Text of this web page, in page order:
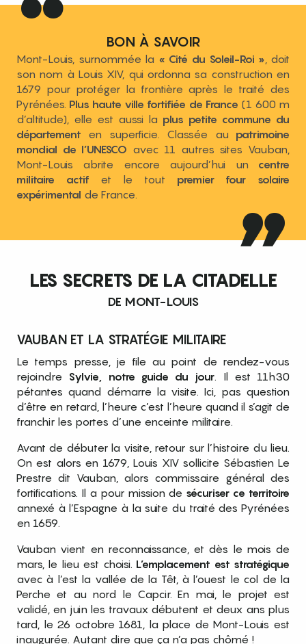
BON À SAVOIR
Mont-Louis, surnommée la « Cité du Soleil-Roi » , doit
son nom à Louis XIV, qui ordonna sa construction en
1679 pour protéger la frontière après le traité des
Pyrénées. Plus haute ville fortifiée de France (1 600 m
d’altitude), elle est aussi la plus petite commune du
département en superficie. Classée au patrimoine
mondial de l’UNESCO avec 11 autres sites Vauban,
Mont-Louis abrite encore aujourd’hui un centre
militaire actif et le tout premier four solaire
expérimental de France.
LES SECRETS DE LA CITADELLE
DE MONT-LOUIS
VAUBAN ET LA STRATÉGIE MILITAIRE
Le temps presse, je file au point de rendez-vous
rejoindre Sylvie, notre guide du jour. Il est 11h30
pétantes quand démarre la visite. Ici, pas question
d’être en retard, l’heure c’est l’heure quand il s’agit de
franchir les portes d’une enceinte militaire.
Avant de débuter la visite, retour sur l’histoire du lieu.
On est alors en 1679, Louis XIV sollicite Sébastien Le
Prestre dit Vauban, alors commissaire général des
fortifications. Il a pour mission de sécuriser ce territoire
annexé à l’Espagne à la suite du traité des Pyrénées
en 1659.
Vauban vient en reconnaissance, et dès le mois de
mars, le lieu est choisi. L’emplacement est stratégique
avec à l’est la vallée de la Têt, à l’ouest le col de la
Perche et au nord le Capcir. En mai, le projet est
validé, en juin les travaux débutent et deux ans plus
tard, le 26 octobre 1681, la place de Mont-Louis est
inaugurée. Autant dire que ça n’a pas chômé !